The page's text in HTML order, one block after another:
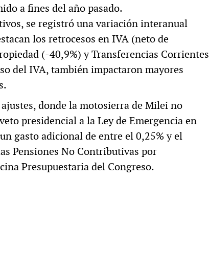
a fines del año pasado.
se registró una variación interanual
los retrocesos en IVA (neto de
(-40,9%) y Transferencias Corrientes
del IVA, también impactaron mayores
donde la motosierra de Milei no
presidencial a la Ley de Emergencia en
gasto adicional de entre el 0,25% y el
Pensiones No Contributivas por
Presupuestaria del Congreso.